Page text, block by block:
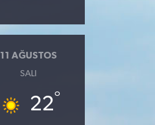
11 AĞUSTOS
SALI
22°